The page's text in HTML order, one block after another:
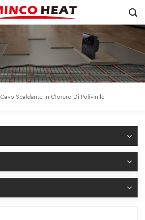
Cavo Scaldante In Cloruro Di Polivinile